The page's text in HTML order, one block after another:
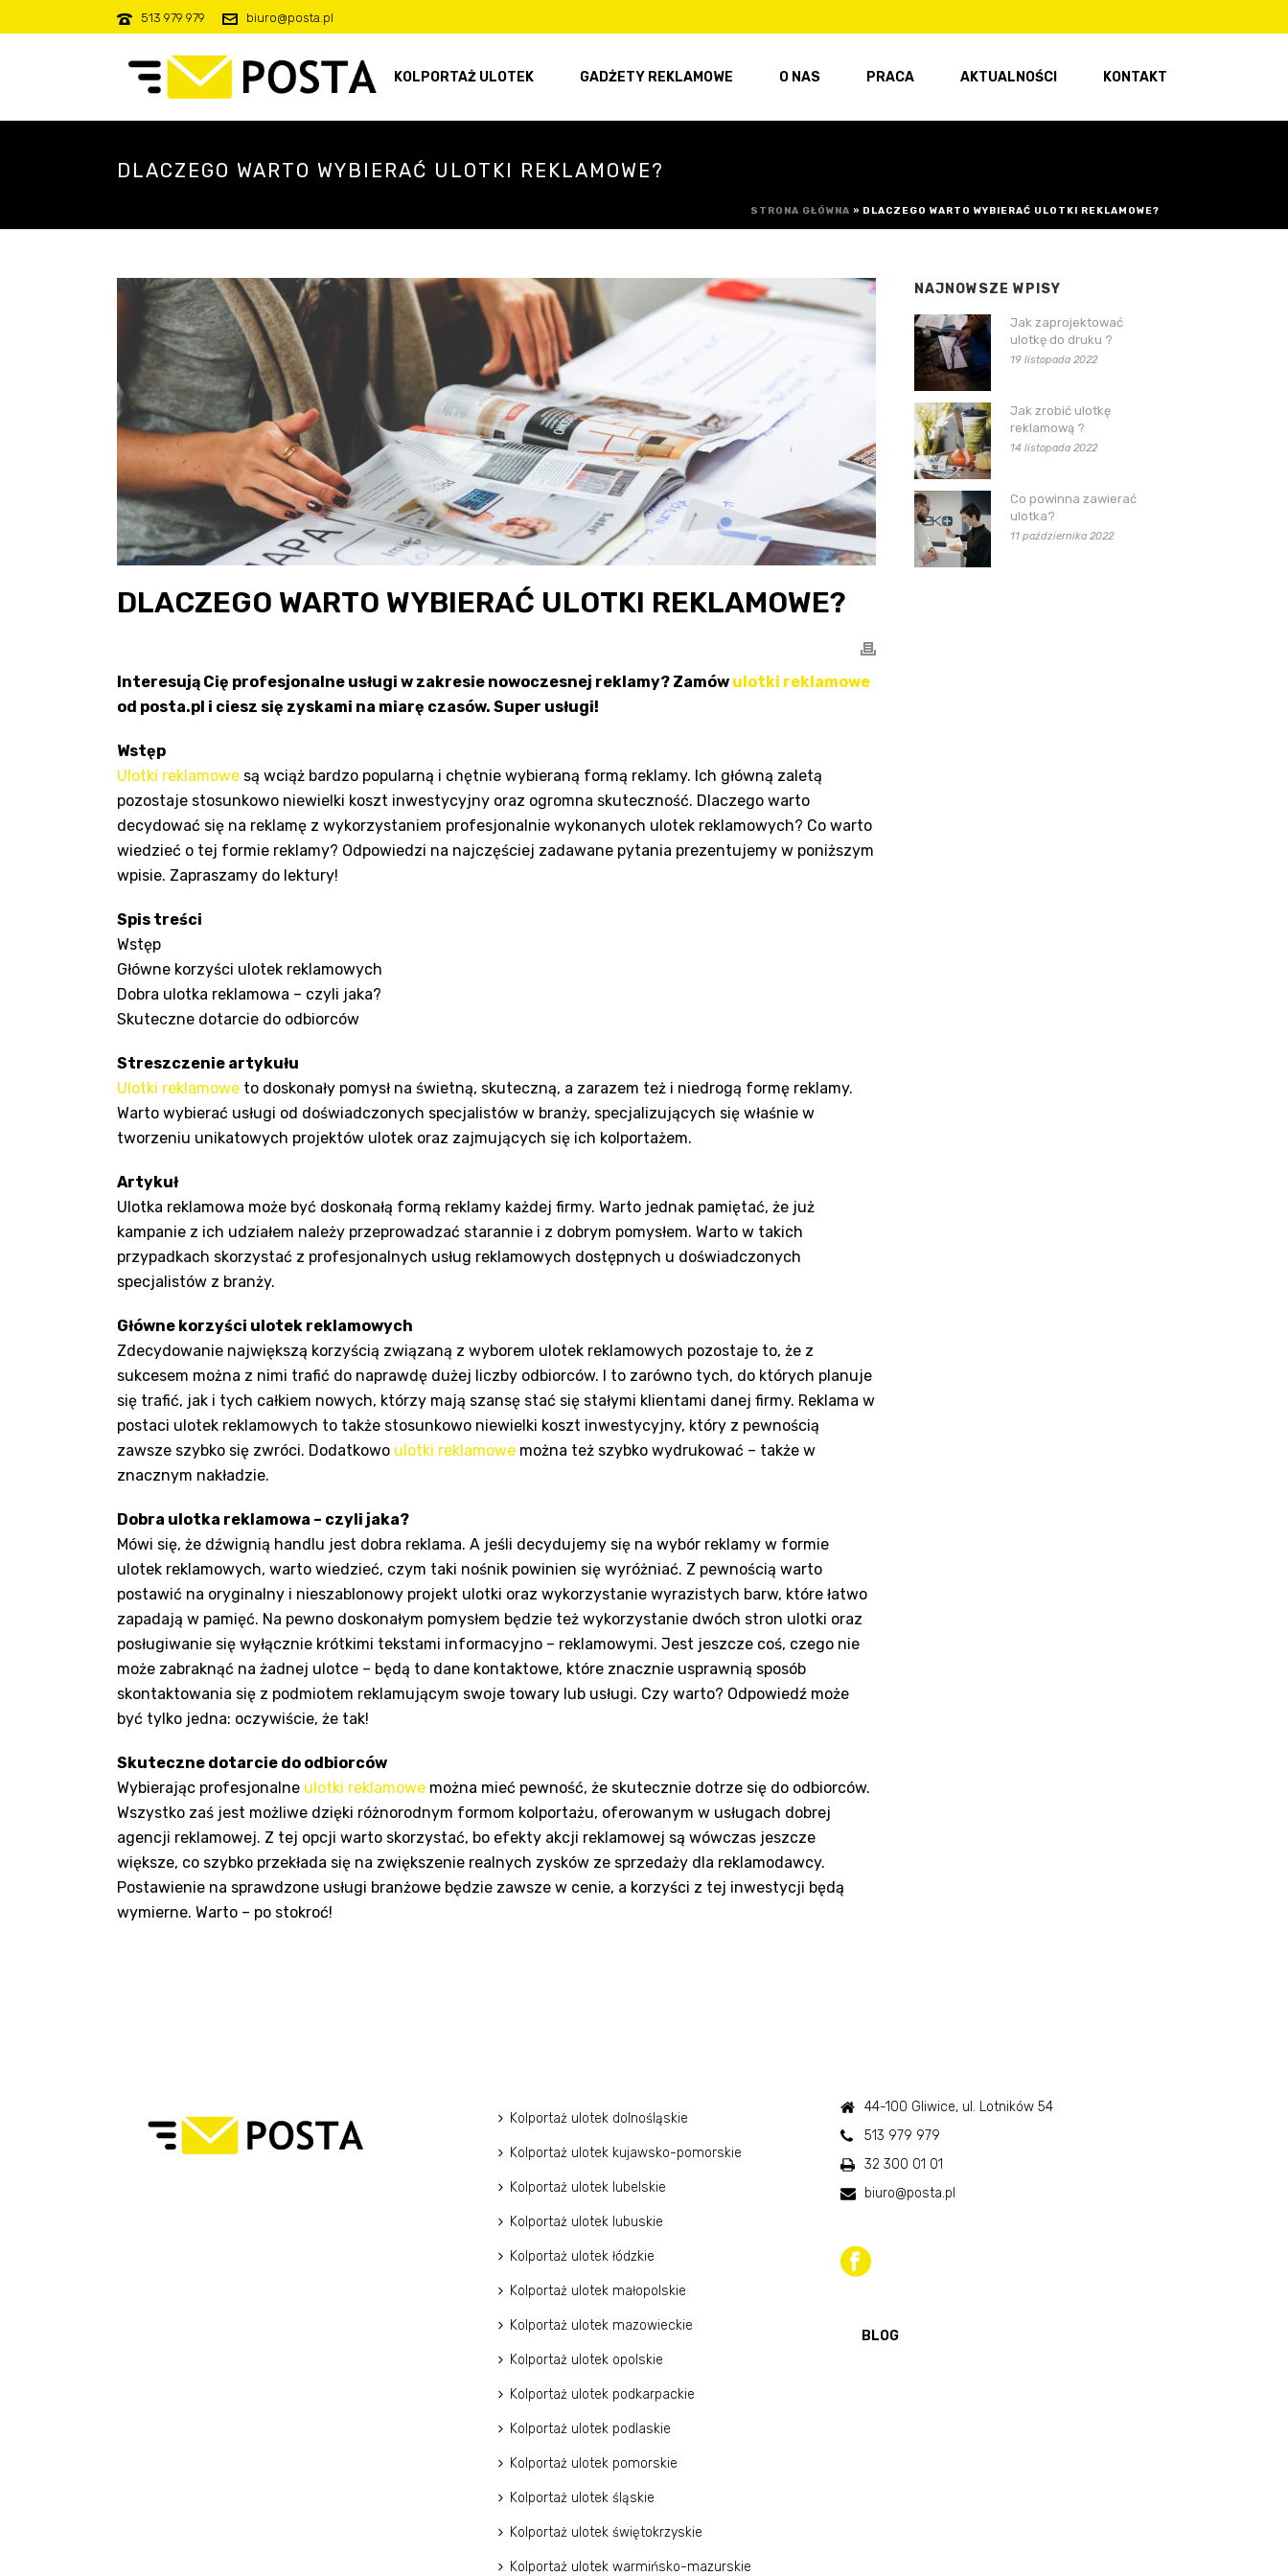
513 979 979 biuro@posta.pl
KOLPORTAŻ ULOTEK GADŻETY REKLAMOWE O NAS PRACA AKTUALNOŚCI KONTAKT
DLACZEGO WARTO WYBIERAĆ ULOTKI REKLAMOWE?
STRONA GŁÓWNA » DLACZEGO WARTO WYBIERAĆ ULOTKI REKLAMOWE?
DLACZEGO WARTO WYBIERAĆ ULOTKI REKLAMOWE?
Interesują Cię profesjonalne usługi w zakresie nowoczesnej reklamy? Zamów ulotki reklamowe
od posta.pl i ciesz się zyskami na miarę czasów. Super usługi!
Wstęp
Ulotki reklamowe są wciąż bardzo popularną i chętnie wybieraną formą reklamy. Ich główną zaletą
pozostaje stosunkowo niewielki koszt inwestycyjny oraz ogromna skuteczność. Dlaczego warto
decydować się na reklamę z wykorzystaniem profesjonalnie wykonanych ulotek reklamowych? Co warto
wiedzieć o tej formie reklamy? Odpowiedzi na najczęściej zadawane pytania prezentujemy w poniższym
wpisie. Zapraszamy do lektury!
Spis treści
Wstęp
Główne korzyści ulotek reklamowych
Dobra ulotka reklamowa – czyli jaka?
Skuteczne dotarcie do odbiorców
Streszczenie artykułu
Ulotki reklamowe to doskonały pomysł na świetną, skuteczną, a zarazem też i niedrogą formę reklamy.
Warto wybierać usługi od doświadczonych specjalistów w branży, specjalizujących się właśnie w
tworzeniu unikatowych projektów ulotek oraz zajmujących się ich kolportażem.
Artykuł
Ulotka reklamowa może być doskonałą formą reklamy każdej firmy. Warto jednak pamiętać, że już
kampanie z ich udziałem należy przeprowadzać starannie i z dobrym pomysłem. Warto w takich
przypadkach skorzystać z profesjonalnych usług reklamowych dostępnych u doświadczonych
specjalistów z branży.
Główne korzyści ulotek reklamowych
Zdecydowanie największą korzyścią związaną z wyborem ulotek reklamowych pozostaje to, że z
sukcesem można z nimi trafić do naprawdę dużej liczby odbiorców. I to zarówno tych, do których planuje
się trafić, jak i tych całkiem nowych, którzy mają szansę stać się stałymi klientami danej firmy. Reklama w
postaci ulotek reklamowych to także stosunkowo niewielki koszt inwestycyjny, który z pewnością
zawsze szybko się zwróci. Dodatkowo ulotki reklamowe można też szybko wydrukować – także w
znacznym nakładzie.
Dobra ulotka reklamowa – czyli jaka?
Mówi się, że dźwignią handlu jest dobra reklama. A jeśli decydujemy się na wybór reklamy w formie
ulotek reklamowych, warto wiedzieć, czym taki nośnik powinien się wyróżniać. Z pewnością warto
postawić na oryginalny i nieszablonowy projekt ulotki oraz wykorzystanie wyrazistych barw, które łatwo
zapadają w pamięć. Na pewno doskonałym pomysłem będzie też wykorzystanie dwóch stron ulotki oraz
posługiwanie się wyłącznie krótkimi tekstami informacyjno – reklamowymi. Jest jeszcze coś, czego nie
może zabraknąć na żadnej ulotce – będą to dane kontaktowe, które znacznie usprawnią sposób
skontaktowania się z podmiotem reklamującym swoje towary lub usługi. Czy warto? Odpowiedź może
być tylko jedna: oczywiście, że tak!
Skuteczne dotarcie do odbiorców
Wybierając profesjonalne ulotki reklamowe można mieć pewność, że skutecznie dotrze się do odbiorców.
Wszystko zaś jest możliwe dzięki różnorodnym formom kolportażu, oferowanym w usługach dobrej
agencji reklamowej. Z tej opcji warto skorzystać, bo efekty akcji reklamowej są wówczas jeszcze
większe, co szybko przekłada się na zwiększenie realnych zysków ze sprzedaży dla reklamodawcy.
Postawienie na sprawdzone usługi branżowe będzie zawsze w cenie, a korzyści z tej inwestycji będą
wymierne. Warto – po stokroć!
NAJNOWSZE WPISY
Jak zaprojektować
ulotkę do druku ?
19 listopada 2022
Jak zrobić ulotkę
reklamową ?
14 listopada 2022
Co powinna zawierać
ulotka?
11 października 2022
Kolportaż ulotek dolnośląskie
Kolportaż ulotek kujawsko-pomorskie
Kolportaż ulotek lubelskie
Kolportaż ulotek lubuskie
Kolportaż ulotek łódzkie
Kolportaż ulotek małopolskie
Kolportaż ulotek mazowieckie
Kolportaż ulotek opolskie
Kolportaż ulotek podkarpackie
Kolportaż ulotek podlaskie
Kolportaż ulotek pomorskie
Kolportaż ulotek śląskie
Kolportaż ulotek świętokrzyskie
Kolportaż ulotek warmińsko-mazurskie
44-100 Gliwice, ul. Lotników 54
513 979 979
32 300 01 01
biuro@posta.pl
BLOG